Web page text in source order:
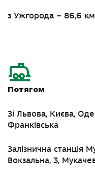
з Ужгорода – 86,6 км
Потягом
Зі Львова, Києва,
Франківська
Залізнична станція
Вокзальна, 3,